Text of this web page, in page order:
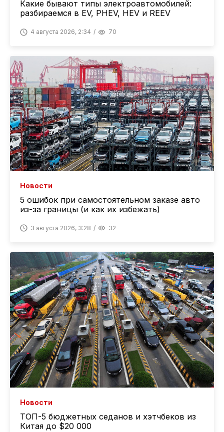
Какие бывают типы электроавтомобилей:
разбираемся в EV, PHEV, HEV и REEV
4 августа 2026, 2:34 70
Новости
5 ошибок при самостоятельном заказе авто
из-за границы (и как их избежать)
3 августа 2026, 3:28 32
Новости
ТОП-5 бюджетных седанов и хэтчбеков из
Китая до $20 000